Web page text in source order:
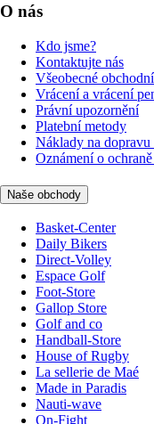
O nás
Kdo jsme?
Kontaktujte nás
Všeobecné
Vrácení a vrácení
Právní upozornění
Platební metody
Náklady na
Oznámení o
Naše obchody
Basket-Center
Daily Bikers
Direct-Volley
Espace Golf
Foot-Store
Gallop Store
Golf and co
Handball-Store
House of Rugby
La sellerie de Maé
Made in Paradis
Nauti-wave
On-Fight